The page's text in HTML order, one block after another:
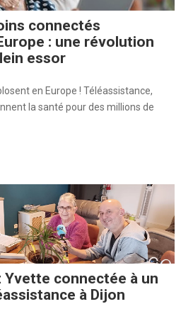
connectés
: une révolution
essor
en Europe ! Téléassistance,
la santé pour des millions de
Yvette connectée à un
à Dijon